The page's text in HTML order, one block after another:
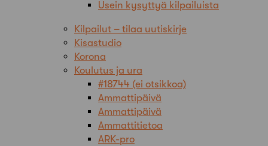
Usein kysyttyä kilpailuista
Kilpailut – tilaa uutiskirje
Kisastudio
Korona
Koulutus ja ura
#18744 (ei otsikkoa)
Ammattipäivä
Ammattipäivä
Ammattitietoa
ARK-pro